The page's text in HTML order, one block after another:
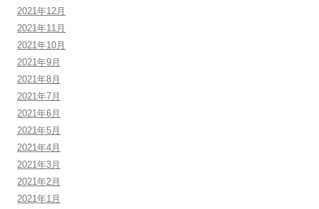
2021年12月
2021年11月
2021年10月
2021年9月
2021年8月
2021年7月
2021年6月
2021年5月
2021年4月
2021年3月
2021年2月
2021年1月